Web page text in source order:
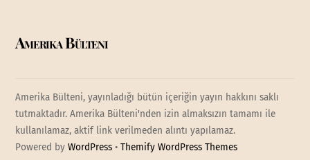
Amerika Bülteni
Amerika Bülteni, yayınladığı bütün içeriğin yayın hakkını saklı
tutmaktadır. Amerika Bülteni'nden izin almaksızın tamamı ile
kullanılamaz, aktif link verilmeden alıntı yapılamaz.
Powered byWordPress •Themify WordPress Themes